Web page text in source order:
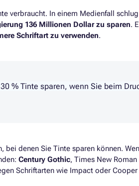
verbraucht. In einem Medienfall
136 Millionen Dollar zu sparen.
Schriftart zu verwenden.
% Tinte sparen, wenn Sie beim
bei denen Sie Tinte sparen können.
Century Gothic, Times New
Schriftarten wie Impact oder